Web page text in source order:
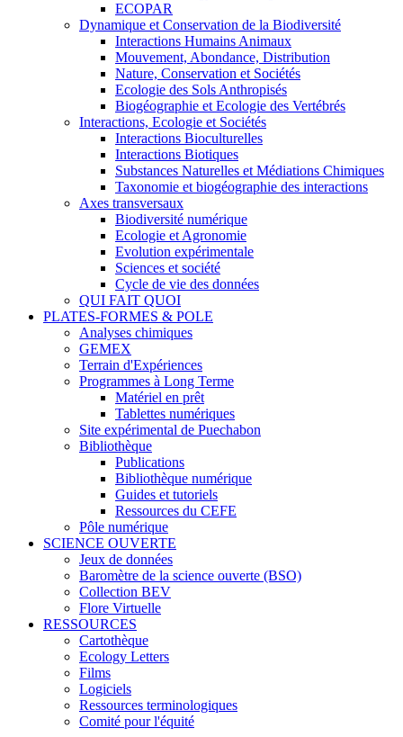
ECOPAR
Dynamique et Conservation de la Biodiversité
Interactions Humains Animaux
Mouvement, Abondance, Distribution
Nature, Conservation et Sociétés
Ecologie des Sols Anthropisés
Biogéographie et Ecologie des Vertébrés
Interactions, Ecologie et Sociétés
Interactions Bioculturelles
Interactions Biotiques
Substances Naturelles et Médiations Chimiques
Taxonomie et biogéographie des interactions
Axes transversaux
Biodiversité numérique
Ecologie et Agronomie
Evolution expérimentale
Sciences et société
Cycle de vie des données
QUI FAIT QUOI
PLATES-FORMES & POLE
Analyses chimiques
GEMEX
Terrain d'Expériences
Programmes à Long Terme
Matériel en prêt
Tablettes numériques
Site expérimental de Puechabon
Bibliothèque
Publications
Bibliothèque numérique
Guides et tutoriels
Ressources du CEFE
Pôle numérique
SCIENCE OUVERTE
Jeux de données
Baromètre de la science ouverte (BSO)
Collection BEV
Flore Virtuelle
RESSOURCES
Cartothèque
Ecology Letters
Films
Logiciels
Ressources terminologiques
Comité pour l'équité